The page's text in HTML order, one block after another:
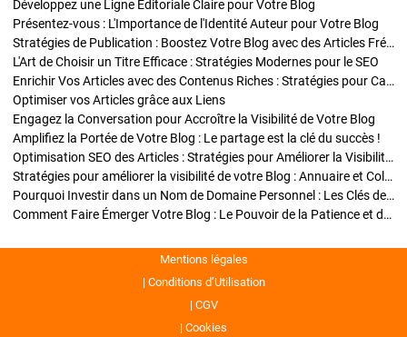
Développez une Ligne Éditoriale Claire pour Votre Blog
Présentez-vous : L'Importance de l'Identité Auteur pour Votre Blog
Stratégies de Publication : Boostez Votre Blog avec des Articles Fréquents et Exclusifs
L'Art de Choisir un Titre Efficace : Stratégies Modernes pour le SEO
Enrichir Vos Articles avec des Contenus Riches : Stratégies pour Captiver et Optimiser
Optimiser vos Articles grâce aux Liens
Engagez la Conversation pour Accroître la Visibilité de Votre Blog
Amplifiez la Portée de Votre Blog : Le partage est la clé du succès !
Optimisation SEO des Articles : Stratégies pour Améliorer la Visibilité de Votre Blog
Stratégies pour améliorer la visibilité de votre Blog : Annuaire et Collaborations
Pourquoi Investir dans un Nom de Domaine Personnel : Les Clés de la Réussite de Votre Blog
Comment Faire Émerger Votre Blog : Le Pouvoir de la Patience et de la Persévérance
Mentions légales
Conditions d’Utilisation
CGV
Cookies